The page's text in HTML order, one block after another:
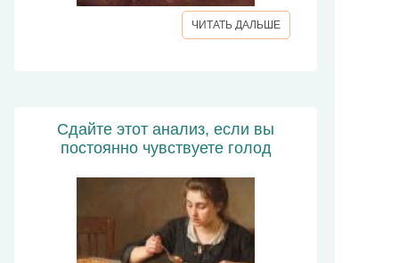
ЧИТАТЬ ДАЛЬШЕ
Сдайте этот анализ, если вы
постоянно чувствуете голод